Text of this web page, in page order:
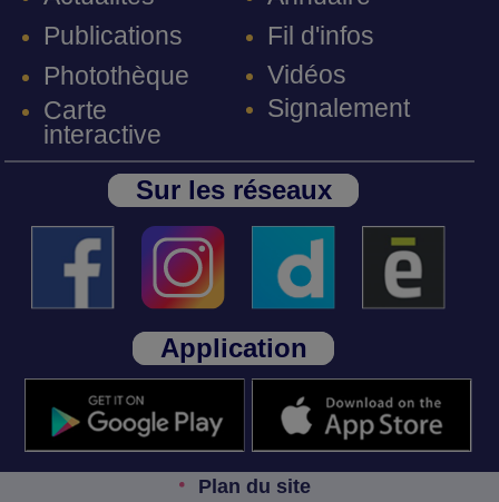
Publications
Photothèque
Carte
interactive
Fil d'infos
Vidéos
Signalement
Sur les réseaux
Application
Plan du site